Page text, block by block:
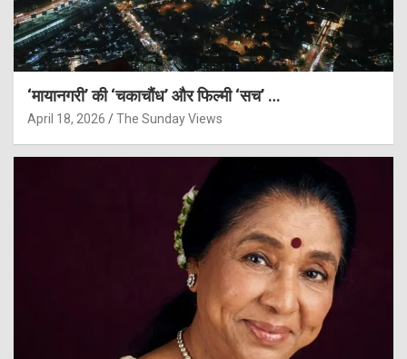
‘मायानगरी’ की ‘चकाचौंध’ और फिल्मी ‘सच’ …
April 18, 2026 The Sunday Views